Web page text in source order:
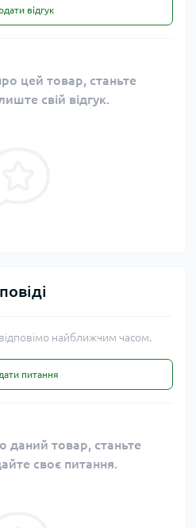
відгук
цей товар, станьте
свій відгук.
найближчим часом.
питання
даний товар, станьте
своє питання.